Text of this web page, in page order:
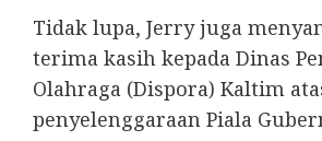
Tidak lupa, Jerry juga
terima kasih kepada Dinas
Olahraga (Dispora) Kaltim
penyelenggaraan Piala